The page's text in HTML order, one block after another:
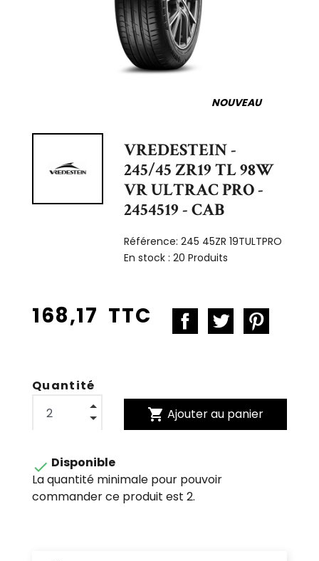
NOUVEAU
VREDESTEIN -
245/45 ZR19 TL 98W
VR ULTRAC PRO -
2454519 - CAB
Référence:245 45ZR 19TULTPRO
En stock :20 Produits
168,17 TTC
Quantité
shopping_cart Ajouter au panier
 Disponible
La quantité minimale pour pouvoir
commander ce produit est 2.